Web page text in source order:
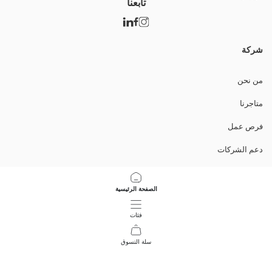
الصفحة الرئيسية
فئات
سلة التسوق
شركة
من نحن
متاجرنا
فرص عمل
دعم الشركات
تابعنا